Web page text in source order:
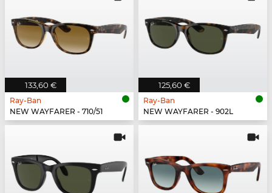
133,60 €
Ray-Ban
NEW WAYFARER - 710/51
125,60 €
Ray-Ban
NEW WAYFARER - 902L